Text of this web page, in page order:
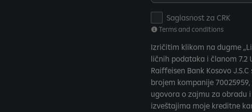
e
m
s
a
n
d
Saglasnost za CRK
Terms and conditions
Izričitim klikom na dugme
ličnih podataka i članom 7.2
Raiffeisen Bank Kosovo
brojem kompanije
ugovora o zajmu za obradu
izveštajima moje kreditne